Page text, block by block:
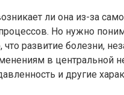
ли она из-за
Но нужно
развитие болезни,
в центральной
и другие